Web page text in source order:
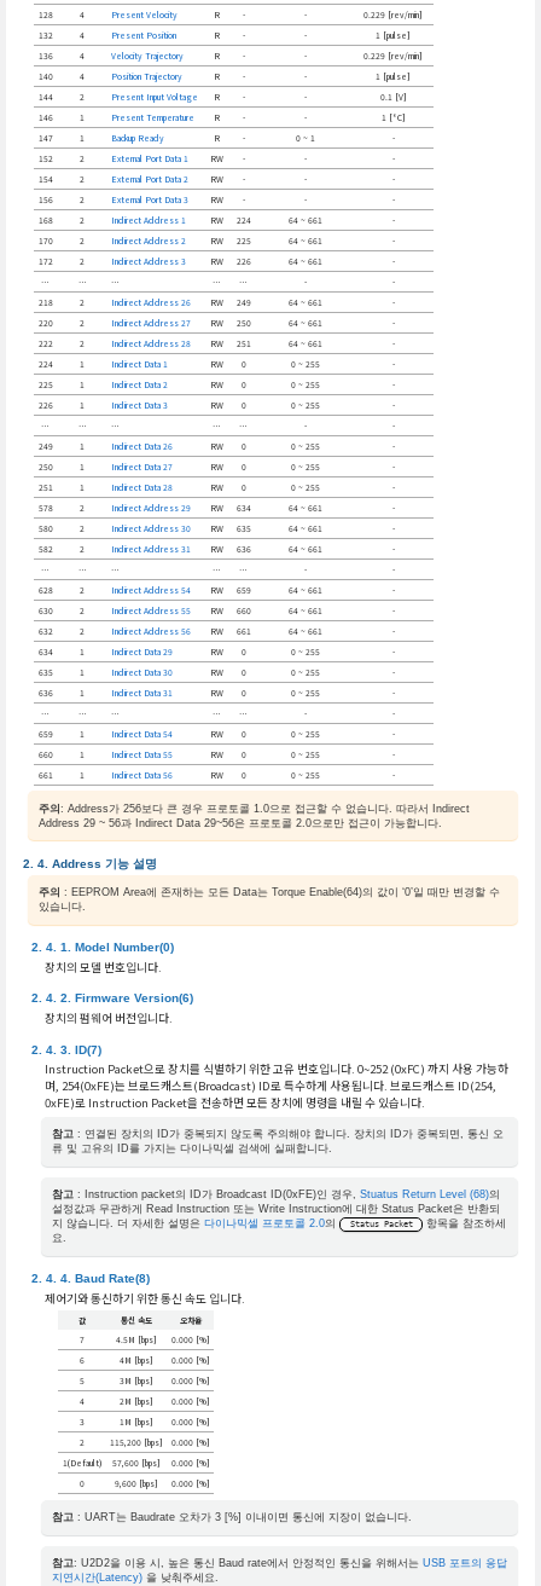
128 4 Present Velocity R - -
0.229 [rev/min]
132
4 Present Position R - -
1 [pulse]
136
4 Velocity Trajectory R - -
0.229 [rev/min]
140
4 Position Trajectory R - -
1 [pulse]
144
2 Present Input Voltage R - -
0.1 [V]
146
1 Present Temperature R - -
1 [°C]
147
1 Backup Ready R - 0 ~ 1
-
152
2 External Port Data 1 RW - -
-
154
2 External Port Data 2 RW - -
-
156
2 External Port Data 3 RW - -
-
168
2 Indirect Address 1 RW 224 64 ~ 661
-
170
2 Indirect Address 2 RW 225 64 ~ 661
-
172
2 Indirect Address 3 RW 226 64 ~ 661
-
…
… … … … -
-
218
2 Indirect Address 26 RW 249 64 ~ 661
-
220
2 Indirect Address 27 RW 250 64 ~ 661
-
222
2 Indirect Address 28 RW 251 64 ~ 661
-
224
1 Indirect Data 1 RW 0 0 ~ 255
-
225
1 Indirect Data 2 RW 0 0 ~ 255
-
226
1 Indirect Data 3 RW 0 0 ~ 255
-
…
… … … … -
-
249
1 Indirect Data 26 RW 0 0 ~ 255
-
250
1 Indirect Data 27 RW 0 0 ~ 255
-
251
1 Indirect Data 28 RW 0 0 ~ 255
-
578
2 Indirect Address 29 RW 634 64 ~ 661
-
580
2 Indirect Address 30 RW 635 64 ~ 661
-
582
2 Indirect Address 31 RW 636 64 ~ 661
-
…
… … … … -
-
628
2 Indirect Address 54 RW 659 64 ~ 661
-
630
2 Indirect Address 55 RW 660 64 ~ 661
-
632
2 Indirect Address 56 RW 661 64 ~ 661
-
634
1 Indirect Data 29 RW 0 0 ~ 255
-
635
1 Indirect Data 30 RW 0 0 ~ 255
-
636
1 Indirect Data 31 RW 0 0 ~ 255
-
…
… … … … -
-
659
1 Indirect Data 54 RW 0 0 ~ 255
-
660
1 Indirect Data 55 RW 0 0 ~ 255
-
661
1 Indirect Data 56 RW 0 0 ~ 255 -
주의 : Address가 256보다 큰 경우 프로토콜 1.0으로 접근할 수 없습니다. 따라서 Indirect
Address 29 ~ 56과 Indirect Data 29~56은 프로토콜 2.0으로만 접근이 가능합니다.
Address 기능 설명
주의 : EEPROM Area에 존재하는 모든 Data는 Torque Enable(64)의 값이 ‘0’일 때만 변경할 수
있습니다.
Model Number(0)
장치의 모델 번호입니다.
Firmware Version(6)
장치의 펌웨어 버전입니다.
ID(7)
Instruction Packet으로 장치를 식별하기 위한 고유 번호입니다. 0~252 (0xFC) 까지 사용 가능하
며, 254(0xFE)는 브로드캐스트(Broadcast) ID로 특수하게 사용됩니다. 브로드캐스트 ID(254,
0xFE)로 Instruction Packet을 전송하면 모든 장치에 명령을 내릴 수 있습니다.
참고 : 연결된 장치의 ID가 중복되지 않도록 주의해야 합니다. 장치의 ID가 중복되면, 통신 오
류 및 고유의 ID를 가지는 다이나믹셀 검색에 실패합니다.
참고 : Instruction packet의 ID가 Broadcast ID(0xFE)인 경우,Stuatus Return Level (68)의
설정값과 무관하게 Read Instruction 또는 Write Instruction에 대한 Status Packet은 반환되
지 않습니다. 더 자세한 설명은다이나믹셀 프로토콜 2.0의 Status Packet
항목을 참조하세
요.
Baud Rate(8)
제어기와 통신하기 위한 통신 속도 입니다.
값 통신 속도
오차율
7
4.5M [bps]
0.000 [%]
6
4M [bps]
0.000 [%]
5
3M [bps]
0.000 [%]
4
2M [bps]
0.000 [%]
3
1M [bps]
0.000 [%]
2
115,200 [bps]
0.000 [%]
1(Default)
57,600 [bps]
0.000 [%]
0
9,600 [bps] 0.000 [%]
참고 : UART는 Baudrate 오차가 3 [%] 이내이면 통신에 지장이 없습니다.
참고: U2D2을 이용 시, 높은 통신 Baud rate에서 안정적인 통신을 위해서는USB 포트의 응답
지연시간(Latency) 을 낮춰주세요.